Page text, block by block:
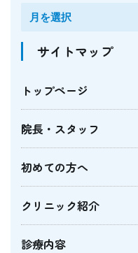
サイトマップ
トップページ
院長・スタッフ
初めての方へ
クリニック紹介
診療内容